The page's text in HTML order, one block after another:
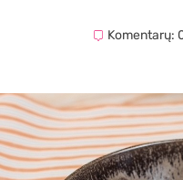
Komentarų: